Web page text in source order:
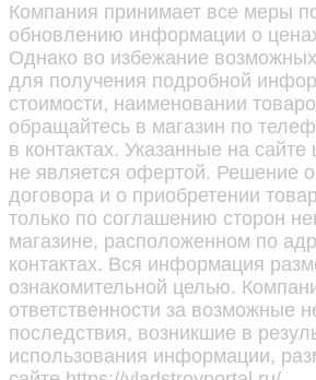
Компания принимает все меры
обновлению информации о
Однако во избежание
для получения подробной
стоимости, наименовании
обращайтесь в магазин по
в контактах. Указанные на
не является офертой. Решение
договора и о приобретении
только по соглашению сторон
магазине, расположенном по
контактах. Вся информация
ознакомительной целью.
ответственности за возможные
последствия, возникшие в
использования информации,